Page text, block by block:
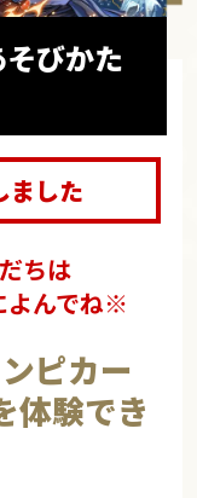
びかた
ました
ちは
よんでね※
ピカー
体験でき